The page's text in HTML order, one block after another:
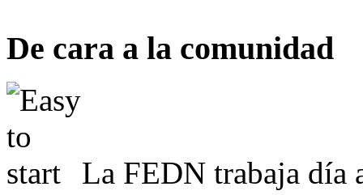
De cara a la comunidad
La FEDN trabaja día